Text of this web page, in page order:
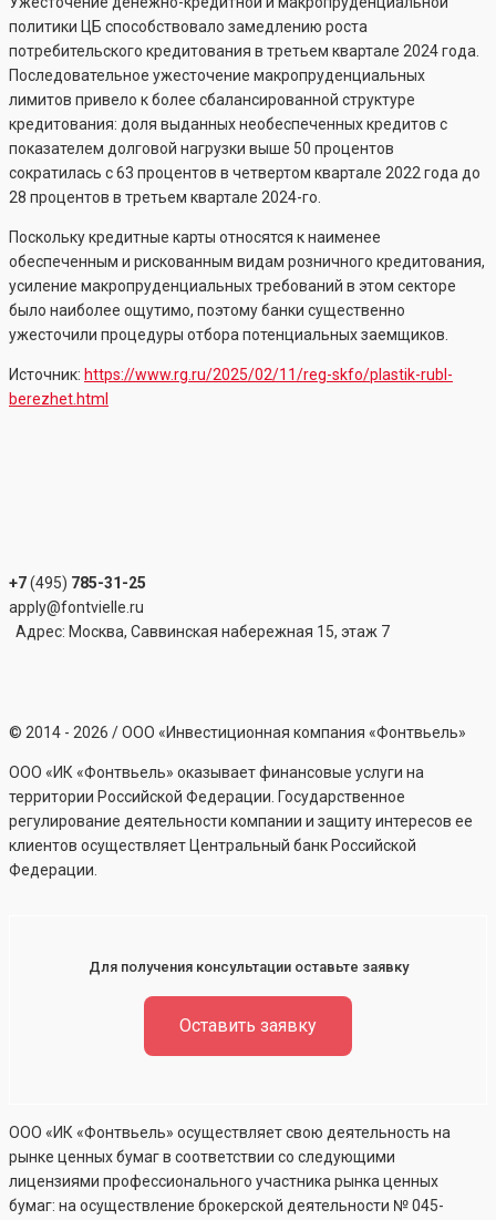
политики ЦБ способствовало замедлению роста
потребительского кредитования в третьем квартале 2024 года.
Последовательное ужесточение макропруденциальных
лимитов привело к более сбалансированной структуре
кредитования: доля выданных необеспеченных кредитов с
показателем долговой нагрузки выше 50 процентов
сократилась с 63 процентов в четвертом квартале 2022 года до
28 процентов в третьем квартале 2024-го.
Поскольку кредитные карты относятся к наименее
обеспеченным и рискованным видам розничного кредитования,
усиление макропруденциальных требований в этом секторе
было наиболее ощутимо, поэтому банки существенно
ужесточили процедуры отбора потенциальных заемщиков.
Источник: https://www.rg.ru/2025/02/11/reg-skfo/plastik-rubl-
berezhet.html
+7(495) 785-31-25
apply@fontvielle.ru
Адрес: Москва, Саввинская набережная 15, этаж 7
© 2014 - 2026 / ООО «Инвестиционная компания «Фонтвьель»
ООО «ИК «Фонтвьель» оказывает финансовые услуги на
территории Российской Федерации. Государственное
регулирование деятельности компании и защиту интересов ее
клиентов осуществляет Центральный банк Российской
Федерации.
Для получения консультации оставьте заявку
Оставить заявку
ООО «ИК «Фонтвьель» осуществляет свою деятельность на
рынке ценных бумаг в соответствии со следующими
лицензиями профессионального участника рынка ценных
бумаг: на осуществление брокерской деятельности №045-